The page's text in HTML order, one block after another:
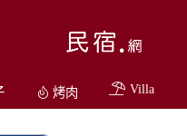
烤肉 Villa